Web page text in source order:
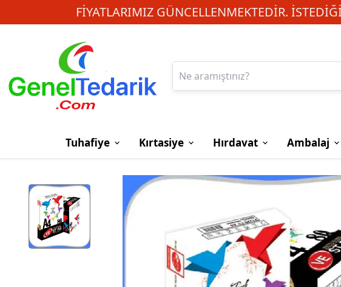
FIYATLARIMIZ GÜNCELLENMEKTEDIR.
Tuhafiye Kırtasiye Hırdavat Ambalaj